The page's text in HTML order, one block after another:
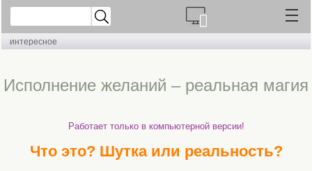
интересное
Исполнение желаний – реальная магия
Работает только в компьютерной версии!
Что это? Шутка или реальность?